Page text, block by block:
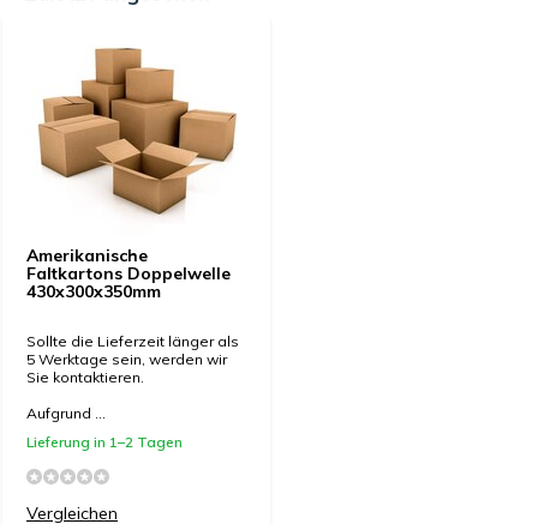
Amerikanische
Faltkartons Doppelwelle
430x300x350mm
Sollte die Lieferzeit länger als
5 Werktage sein, werden wir
Sie kontaktieren.
Aufgrund ...
Lieferung in 1–2 Tagen
Vergleichen